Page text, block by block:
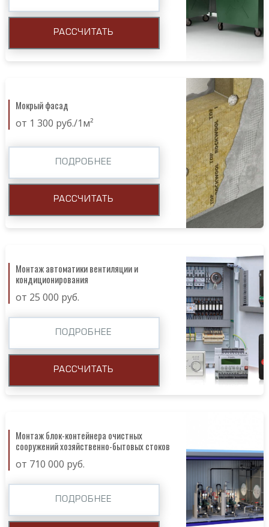
РАССЧИТАТЬ
Мокрый фасад
от 1 300 руб./1м²
ПОДРОБНЕЕ
РАССЧИТАТЬ
Монтаж автоматики вентиляции и
кондиционирования
от 25 000 руб.
ПОДРОБНЕЕ
РАССЧИТАТЬ
Монтаж блок-контейнера очистных
сооружений хозяйственно-бытовых стоков
от 710 000 руб.
ПОДРОБНЕЕ